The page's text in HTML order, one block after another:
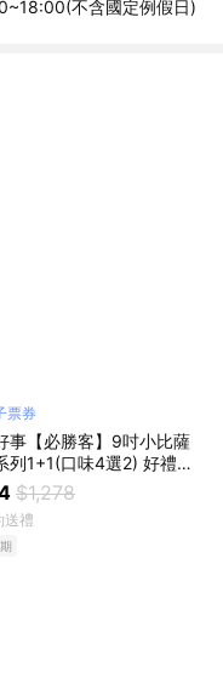
不含國定例假日)
票券
事【必勝客】9吋小比薩
列1+1(口味4選2) 好禮即
$1,278
送禮